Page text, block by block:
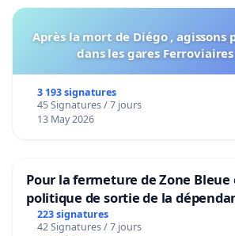
Après la mort de Diégo , agissons
dans les gares Ferroviaires
3 193 signatures
45 Signatures / 7 jours
13 May 2026
Pour la fermeture de Zone
politique de sortie de la
223 signatures
42 Signatures / 7 jours